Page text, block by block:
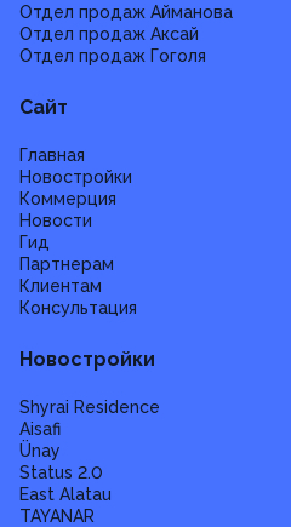
Отдел продаж Айманова
Отдел продаж Аксай
Отдел продаж Гоголя
Сайт
Главная
Новостройки
Коммерция
Новости
Гид
Партнерам
Клиентам
Консультация
Новостройки
Shyrai Residence
Aisafi
Ünay
Status 2.0
East Alatau
TAYANAR